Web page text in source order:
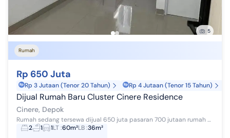
5
Rumah
Rp 650 Juta
Rp 3 Jutaan (Tenor 20 Tahun) Rp 4 Jutaan (Tenor 15 Tahun)
Dijual Rumah Baru Cluster Cinere Residence
Cinere, Depok
Rumah sedang tersewa dijual 650 juta pasaran 700 jutaan rumah baru
2
1 1LT:60m²LB:36m²